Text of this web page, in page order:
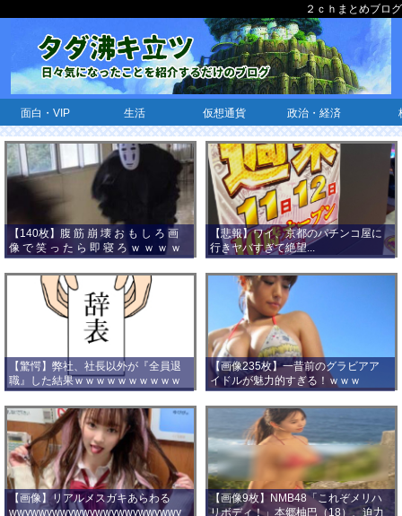
２ｃｈまとめブログ
面白・VIP 生活 仮想通貨 政治・経済
【140枚】腹 筋 崩 壊 お も し ろ 画
像 で 笑 っ た ら 即 寝 ろ ｗ ｗ ｗ ｗ
ｗ ｗ ｗ ｗ ｗ ｗ ｗ ｗ
【悲報】ワイ、京都のパチンコ屋に
行きヤバすぎて絶望...
【驚愕】弊社、社長以外が『全員退
職』した結果ｗｗｗｗｗｗｗｗｗｗ
ｗｗｗ
【画像235枚】一昔前のグラビアア
イドルが魅力的すぎる！ｗｗｗ
【画像】リアルメスガキあらわる
wwywwywwywwywwywwywwywwy
【画像9枚】NMB48「これぞメリハ
リボディ！」本郷柚巴（18）、迫力